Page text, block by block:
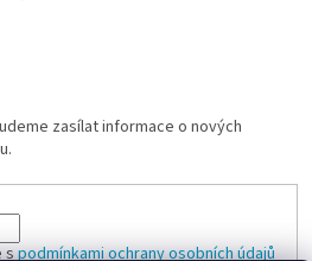
zasílat informace o nových
spodmínkami ochrany osobních údajů